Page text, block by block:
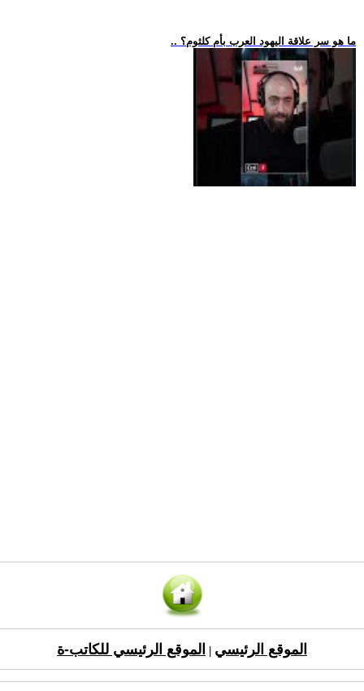
.. ما هو سر علاقة اليهود العرب بأم كلثوم؟
الموقع الرئيسي الموقع الرئيسي للكاتب-ة